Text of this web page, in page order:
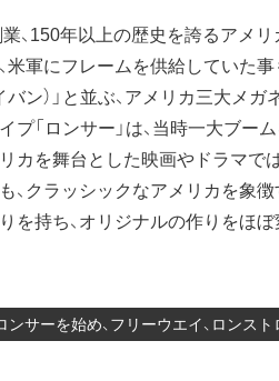
、150年以上の歴史を誇るアメリ
米軍にフレームを供給していた事
バン）」と並ぶ、アメリカ三大メ
プ「ロンサー」は、当時一大ブ
カを舞台とした映画やドラマで
、クラッシックなアメリカを象
を持ち、オリジナルの作りをほ
サーを始め、フリーウエイ、ロンスト